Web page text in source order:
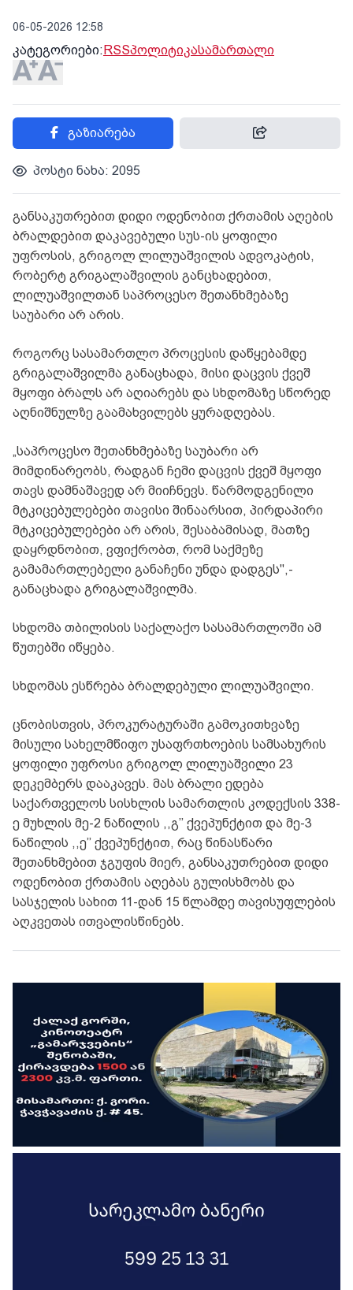
06-05-2026 12:58
კატეგორიები:RSSპოლიტიკასამართალი
გაზიარება
პოსტი ნახა: 2095
განსაკუთრებით დიდი ოდენობით ქრთამის აღების
ბრალდებით დაკავებული სუს-ის ყოფილი
უფროსის, გრიგოლ ლილუაშვილის ადვოკატის,
რობერტ გრიგალაშვილის განცხადებით,
ლილუაშვილთან საპროცესო შეთანხმებაზე
საუბარი არ არის.
როგორც სასამართლო პროცესის დაწყებამდე
გრიგალაშვილმა განაცხადა, მისი დაცვის ქვეშ
მყოფი ბრალს არ აღიარებს და სხდომაზე სწორედ
აღნიშნულზე გაამახვილებს ყურადღებას.
„საპროცესო შეთანხმებაზე საუბარი არ
მიმდინარეობს, რადგან ჩემი დაცვის ქვეშ მყოფი
თავს დამნაშავედ არ მიიჩნევს. წარმოდგენილი
მტკიცებულებები თავისი შინაარსით, პირდაპირი
მტკიცებულებები არ არის, შესაბამისად, მათზე
დაყრდნობით, ვფიქრობთ, რომ საქმეზე
გამამართლებელი განაჩენი უნდა დადგეს",-
განაცხადა გრიგალაშვილმა.
სხდომა თბილისის საქალაქო სასამართლოში ამ
წუთებში იწყება.
სხდომას ესწრება ბრალდებული ლილუაშვილი.
ცნობისთვის, პროკურატურაში გამოკითხვაზე
მისული სახელმწიფო უსაფრთხოების სამსახურის
ყოფილი უფროსი გრიგოლ ლილუაშვილი 23
დეკემბერს დააკავეს. მას ბრალი ედება
საქართველოს სისხლის სამართლის კოდექსის 338-
ე მუხლის მე-2 ნაწილის ,,გ’’ ქვეპუნქტით და მე-3
ნაწილის ,,ე’’ ქვეპუნქტით, რაც წინასწარი
შეთანხმებით ჯგუფის მიერ, განსაკუთრებით დიდი
ოდენობით ქრთამის აღებას გულისხმობს და
სასჯელის სახით 11-დან 15 წლამდე თავისუფლების
აღკვეთას ითვალისწინებს.